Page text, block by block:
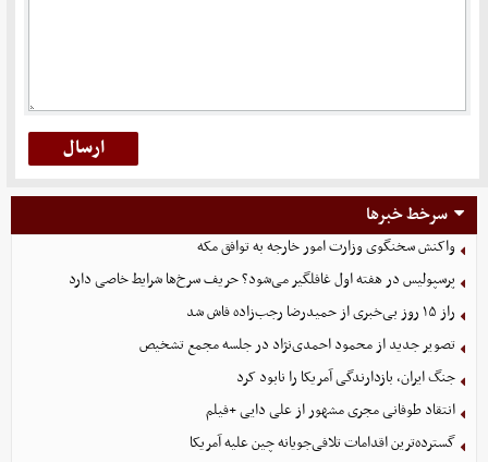
سرخط خبرها
واکنش سخنگوی وزارت امور خارجه به توافق مکه
پرسپولیس در هفته اول غافلگیر می‌شود؟ حریف سرخ‌ها شرایط خاصی دارد
راز ۱۵ روز بی‌خبری از حمیدرضا رجب‌زاده فاش شد
تصویر جدید از محمود احمدی‌نژاد در جلسه مجمع تشخیص
جنگ ایران، بازدارندگی آمریکا را نابود کرد
انتقاد طوفانی مجری مشهور از علی دایی +فیلم
گسترده‌ترین اقدامات تلافی‌جویانه چین علیه آمریکا